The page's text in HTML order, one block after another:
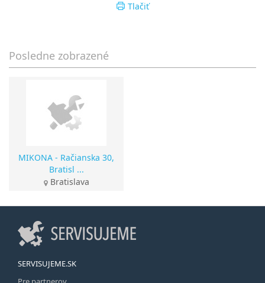
Tlačiť
Posledne zobrazené
MIKONA - Račianska 30,
Bratisl ...
Bratislava
SERVISUJEME.SK